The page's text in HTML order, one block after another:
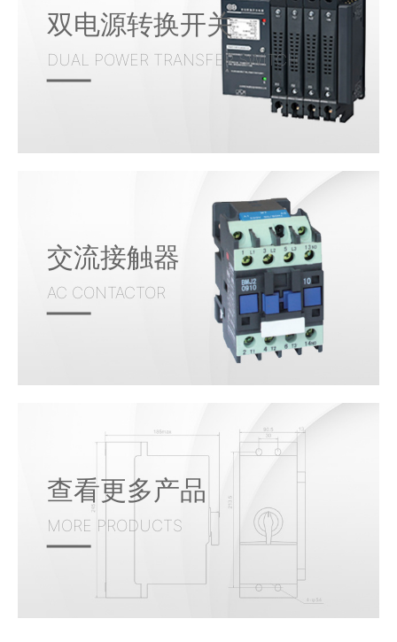
双电源转换开关
DUAL POWER TRANSFER SWITCH
交流接触器
AC CONTACTOR
查看更多产品
MORE PRODUCTS